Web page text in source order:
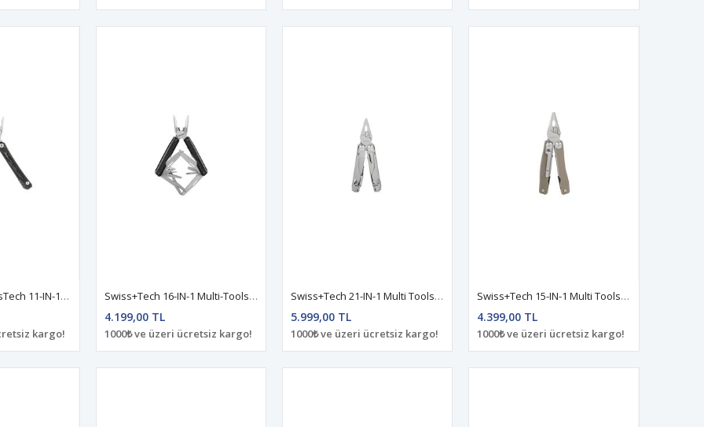
Swiss+Tech SwissTech 11-IN-1 Multi-Tools ST021019
kargo!
Swiss+Tech 16-IN-1 Multi-Tools ST021046
4.199,00 TL
1000₺ ve üzeri ücretsiz kargo!
Swiss+Tech 21-IN-1 Multi Tools ST021041
5.999,00 TL
1000₺ ve üzeri ücretsiz kargo!
Swiss+Tech 15-IN-1 Multi Tools ST021039
4.399,00 TL
1000₺ ve üzeri ücretsiz kargo!